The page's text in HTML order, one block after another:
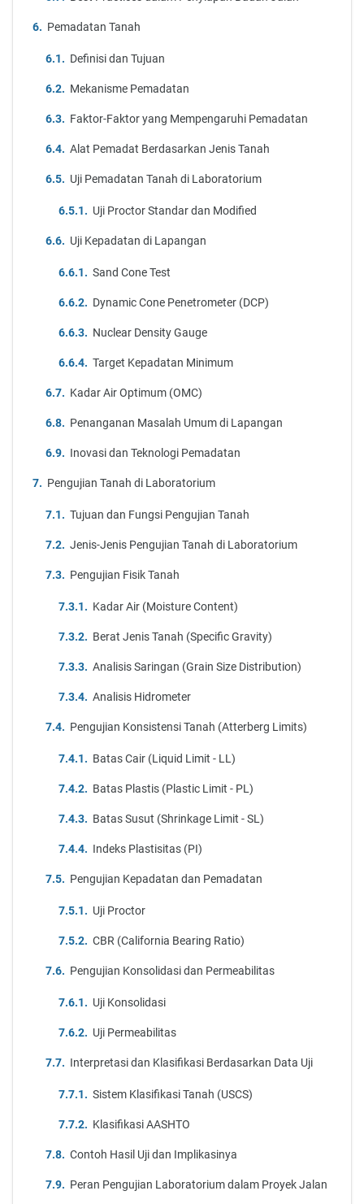
Pemadatan Tanah
Definisi dan Tujuan
Mekanisme Pemadatan
Faktor-Faktor yang Mempengaruhi Pemadatan
Alat Pemadat Berdasarkan Jenis Tanah
Uji Pemadatan Tanah di Laboratorium
Uji Proctor Standar dan Modified
Uji Kepadatan di Lapangan
Sand Cone Test
Dynamic Cone Penetrometer (DCP)
Nuclear Density Gauge
Target Kepadatan Minimum
Kadar Air Optimum (OMC)
Penanganan Masalah Umum di Lapangan
Inovasi dan Teknologi Pemadatan
Pengujian Tanah di Laboratorium
Tujuan dan Fungsi Pengujian Tanah
Jenis-Jenis Pengujian Tanah di Laboratorium
Pengujian Fisik Tanah
Kadar Air (Moisture Content)
Berat Jenis Tanah (Specific Gravity)
Analisis Saringan (Grain Size Distribution)
Analisis Hidrometer
Pengujian Konsistensi Tanah (Atterberg Limits)
Batas Cair (Liquid Limit - LL)
Batas Plastis (Plastic Limit - PL)
Batas Susut (Shrinkage Limit - SL)
Indeks Plastisitas (PI)
Pengujian Kepadatan dan Pemadatan
Uji Proctor
CBR (California Bearing Ratio)
Pengujian Konsolidasi dan Permeabilitas
Uji Konsolidasi
Uji Permeabilitas
Interpretasi dan Klasifikasi Berdasarkan Data Uji
Sistem Klasifikasi Tanah (USCS)
Klasifikasi AASHTO
Contoh Hasil Uji dan Implikasinya
Peran Pengujian Laboratorium dalam Proyek Jalan